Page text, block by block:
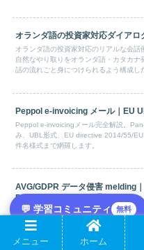
💬 学習コミュニティ 無料
オランダ語の投資家対応ダイアロ
オランダ語の投資家対応のリアルな会
自然なやり取りをオランダ語・カタカ
話の流れごと身につけられるよう構成し
Peppol e-invoicing メール｜EU
Peppol e-invoicingメール完全解説。
み、UBL形式、EU directive 2014/55/
件名様式まで網羅します。
AVG/GDPR データ侵害 melding
Persoonsgegevens 通報
AVG/GDPRデータ侵害melding完全ガ
義務、art.33・34フローと社内エスカ
datalek対応テンプレを提示します。
メニュー ホーム